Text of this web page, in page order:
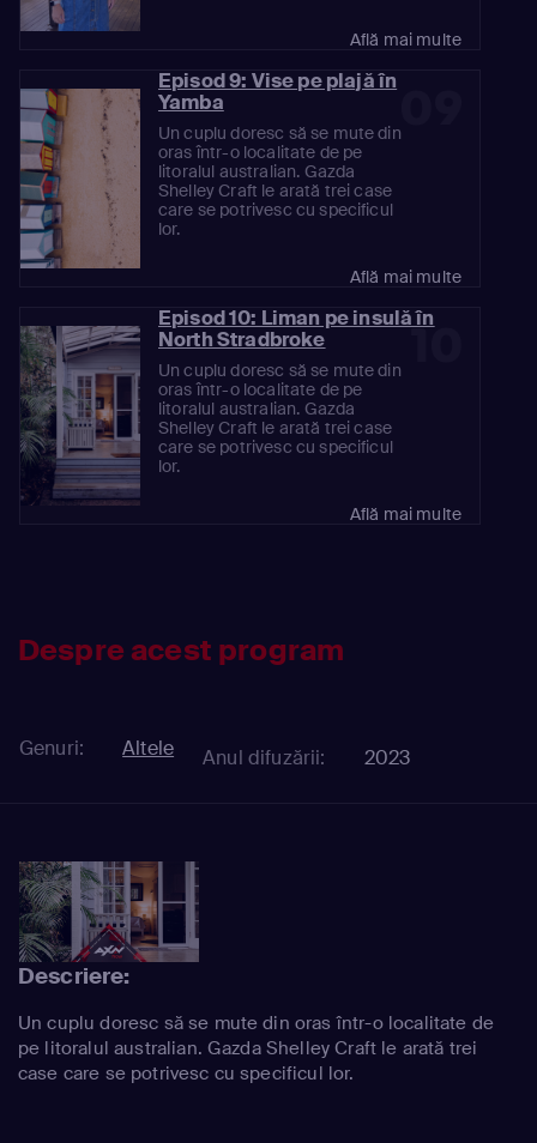
Află mai multe
Episod 9: Vise pe plajă în
Yamba
Un cuplu doresc să se mute din
oras într-o localitate de pe
litoralul australian. Gazda
Shelley Craft le arată trei case
care se potrivesc cu specificul
lor.
Află mai multe
10
Episod 10: Liman pe insulă în
North Stradbroke
Un cuplu doresc să se mute din
oras într-o localitate de pe
litoralul australian. Gazda
Shelley Craft le arată trei case
care se potrivesc cu specificul
lor.
Află mai multe
Despre acest program
Genuri: Altele Anul difuzării: 2023
Descriere:
Un cuplu doresc să se mute din oras într-o localitate de
pe litoralul australian. Gazda Shelley Craft le arată trei
case care se potrivesc cu specificul lor.